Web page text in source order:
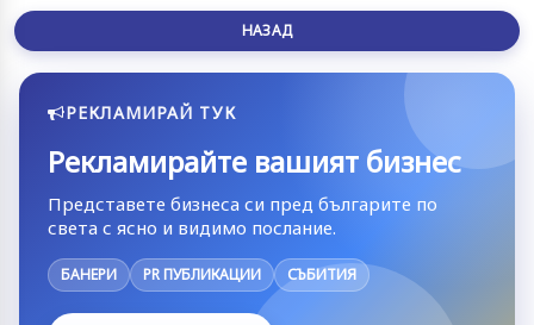
НАЗАД
РЕКЛАМИРАЙ ТУК
Рекламирайте вашият бизнес
Представете бизнеса си пред българите по
света с ясно и видимо послание.
БАНЕРИ PR ПУБЛИКАЦИИ СЪБИТИЯ